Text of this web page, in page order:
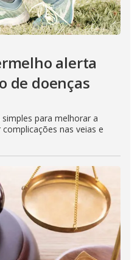
alerta
de doenças
para melhorar a
nas veias e